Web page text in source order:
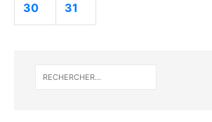
30 31